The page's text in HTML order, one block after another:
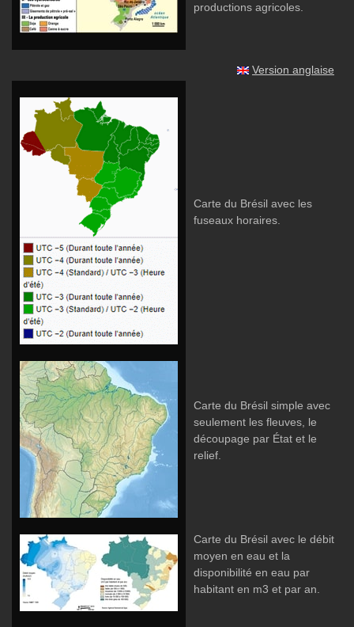
productions agricoles.
Version anglaise
Carte du Brésil avec les
fuseaux horaires.
Carte du Brésil simple avec
seulement les fleuves, le
découpage par État et le
relief.
Carte du Brésil avec le débit
moyen en eau et la
disponibilité en eau par
habitant en m3 et par an.